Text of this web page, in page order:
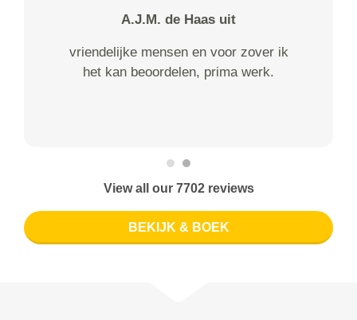
A.J.M. de Haas uit
vriendelijke mensen en voor zover ik
het kan beoordelen, prima werk.
View all our 7702 reviews
BEKIJK & BOEK